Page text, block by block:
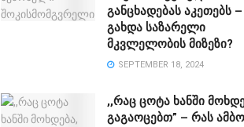
განცხადებას აკეთებს
გახდა საზარელი
მკვლელობის მიზეზი?
SEPTEMBER 18, 2024
,,რაც ცოტა ხანში
გაგაოცებთ” – რას